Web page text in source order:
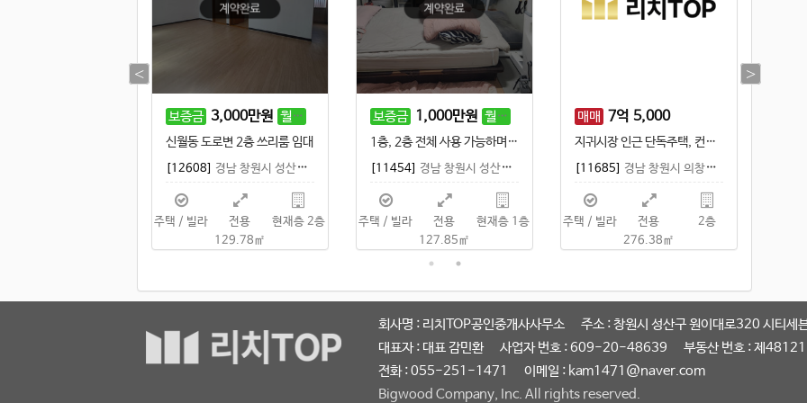
보증금 3,000만원 월세
신월동 도로변 2층 쓰리룸 임대
[12608] 경남 창원시 성산구 신월동
주택 / 빌라
전용
129.78㎡
현재층 2층
보증금 1,000만원 월세
1층, 2층 전체 사용 가능하며 태양광 설치된 파이브룸
[11454] 경남 창원시 성산구 반지동
주택 / 빌라
전용
127.85㎡
현재층 1층
매매 7억 5,000
지귀시장 인근 단독주택, 컨디션 양호
[11685] 경남 창원시 의창구 봉곡동
주택 / 빌라
전용
276.38㎡
2층
회사명 : 리치TOP공인중개사사무소
주소 : 창원시 성산구 원이대로320 시티
대표자 : 대표 감민환
사업자 번호 : 609-20-48639
부동산 번호 : 제
전화 : 055-251-1471
이메일 : kam1471@naver.com
Bigwood Company, Inc. All rights reserved.